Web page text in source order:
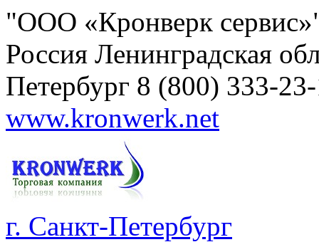
"ООО «Кронверк
Россия Ленинградская
Петербург 8 (800) 333-
www.kronwerk.net
г. Санкт-Петербург